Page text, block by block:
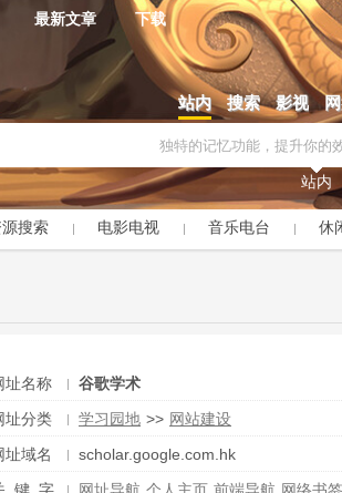
最新文章 下载
站内 搜索 影视
站内
源搜索 电影电视 音乐电台 休
址名称
谷歌学术
址分类
学习园地 >> 网站建设
址域名
scholar.google.com.hk